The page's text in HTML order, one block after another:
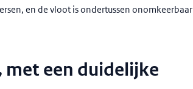
en de vloot is ondertussen onomkeerbaar
met een duidelijke